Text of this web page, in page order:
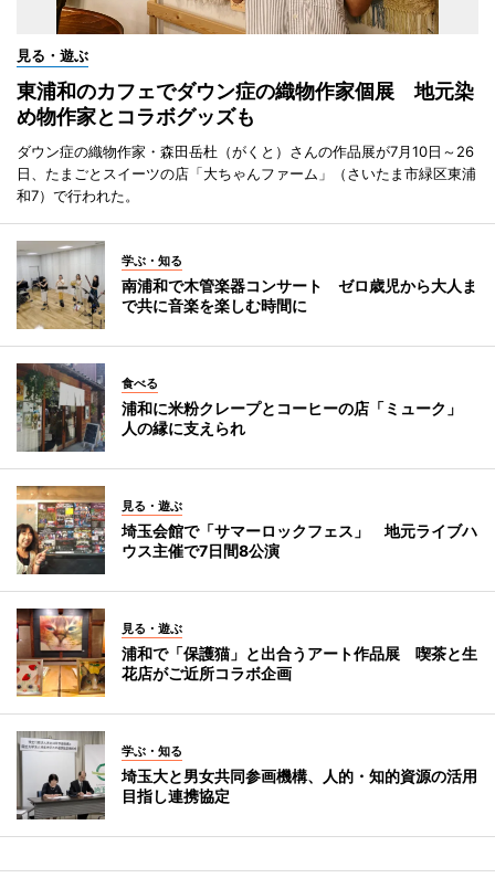
見る・遊ぶ
東浦和のカフェでダウン症の織物作家個展 地元染
め物作家とコラボグッズも
ダウン症の織物作家・森田岳杜（がくと）さんの作品展が7月10日～26
日、たまごとスイーツの店「大ちゃんファーム」（さいたま市緑区東浦
和7）で行われた。
学ぶ・知る
南浦和で木管楽器コンサート ゼロ歳児から大人ま
で共に音楽を楽しむ時間に
食べる
浦和に米粉クレープとコーヒーの店「ミューク」
人の縁に支えられ
見る・遊ぶ
埼玉会館で「サマーロックフェス」 地元ライブハ
ウス主催で7日間8公演
見る・遊ぶ
浦和で「保護猫」と出合うアート作品展 喫茶と生
花店がご近所コラボ企画
学ぶ・知る
埼玉大と男女共同参画機構、人的・知的資源の活用
目指し連携協定